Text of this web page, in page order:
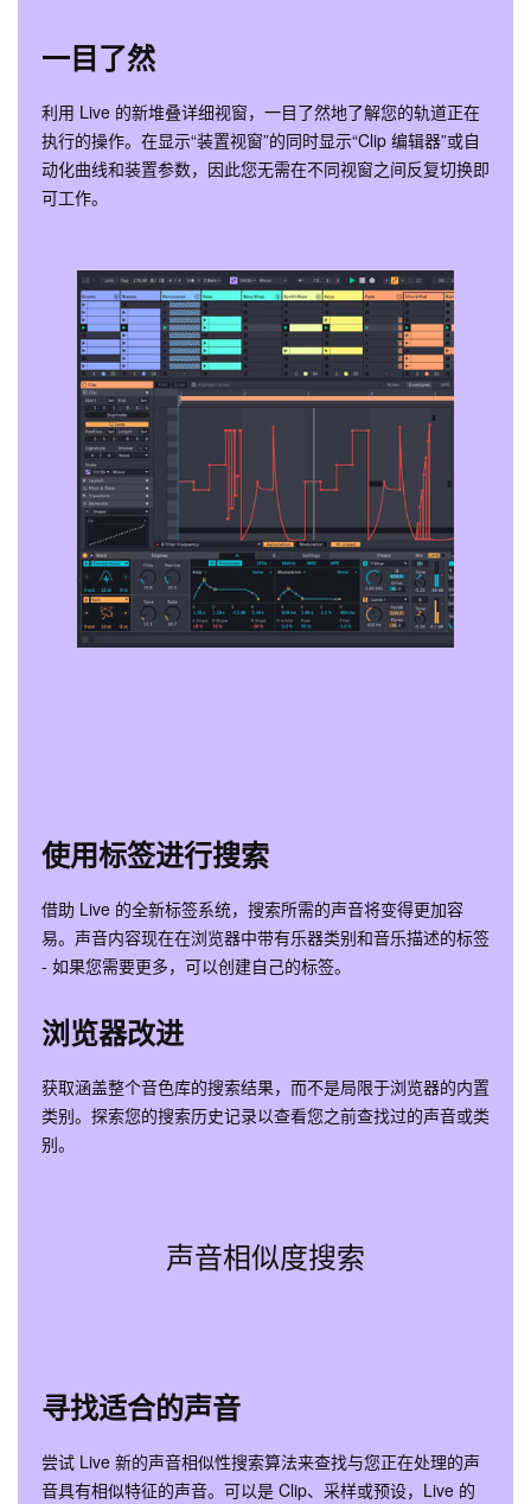
一目了然
利用 Live 的新堆叠详细视窗，一目了然地了解您的轨道正在
执行的操作。在显示“装置视窗”的同时显示“Clip 编辑器”或自
动化曲线和装置参数，因此您无需在不同视窗之间反复切换即
可工作。
使用标签进行搜索
借助 Live 的全新标签系统，搜索所需的声音将变得更加容
易。声音内容现在在浏览器中带有乐器类别和音乐描述的标签
- 如果您需要更多，可以创建自己的标签。
浏览器改进
获取涵盖整个音色库的搜索结果，而不是局限于浏览器的内置
类别。探索您的搜索历史记录以查看您之前查找过的声音或类
别。
声音相似度搜索
寻找适合的声音
尝试 Live 新的声音相似性搜索算法来查找与您正在处理的声
音具有相似特征的声音。可以是 Clip、采样或预设，Live 的